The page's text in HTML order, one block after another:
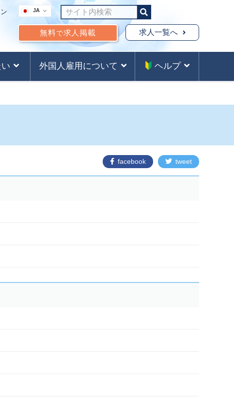
JA
無料で求人掲載 求人一覧へ
外国人雇用について ヘルプ
facebook tweet